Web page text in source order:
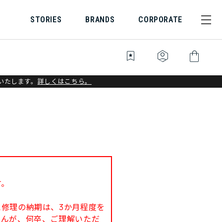
STORIES BRANDS CORPORATE
bookmark_star identity_platform shopping_bag
します。 詳しくはこちら。
理の納期は、3か月程度を
が、何卒、ご理解いただ